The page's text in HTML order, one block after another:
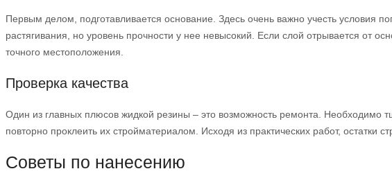
Первым делом, подготавливается основание. Здесь очень важно учесть условия
растягивания, но уровень прочности у нее невысокий. Если слой отрывается от
точного местоположения.
Проверка качества
Один из главных плюсов жидкой резины – это возможность ремонта. Необходимо
повторно проклеить их стройматериалом. Исходя из практических работ,
Советы по нанесению